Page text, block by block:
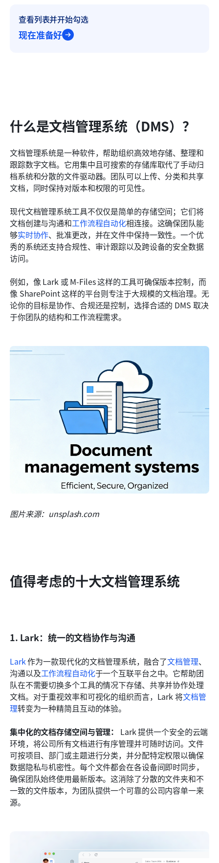
查看列表并开始勾选
现在准备好
什么是文档管理系统（DMS）？
文档管理系统是一种软件，帮助组织高效地存储、整理和
跟踪数字文档。它用集中且可搜索的存储库取代了手动归
档系统和分散的文件驱动器。团队可以上传、分类和共享
文档，同时保持对版本和权限的可见性。
现代文档管理系统工具不仅仅是简单的存储空间；它们将
文档创建与沟通和工作流程自动化相连接。这确保团队能
够实时协作、批准更改，并在文件中保持一致性。一个优
秀的系统还支持合规性、审计跟踪以及跨设备的安全数据
访问。
例如，像 Lark 或 M-Files 这样的工具可确保版本控制，而
像 SharePoint 这样的平台则专注于大规模的文档治理。无
论你的目标是协作、合规还是控制，选择合适的 DMS 取决
于你团队的结构和工作流程需求。
图片来源：unsplash.com
值得考虑的十大文档管理系统
1. Lark：统一的文档协作与沟通
Lark 作为一款现代化的文档管理系统，融合了文档管理、
沟通以及工作流程自动化于一个互联平台之中。它帮助团
队在不需要切换多个工具的情况下存储、共享并协作处理
文档。对于重视效率和可视化的组织而言，Lark 将文档管
理转变为一种精简且互动的体验。
集中化的文档存储空间与管理：
Lark 提供一个安全的云端
环境，将公司所有文档进行有序管理并可随时访问。文件
可按项目、部门或主题进行分类，并分配特定权限以确保
数据隐私与机密性。每个文件都会在各设备间即时同步，
确保团队始终使用最新版本。这消除了分散的文件夹和不
一致的文件版本，为团队提供一个可靠的公司内容单一来
源。